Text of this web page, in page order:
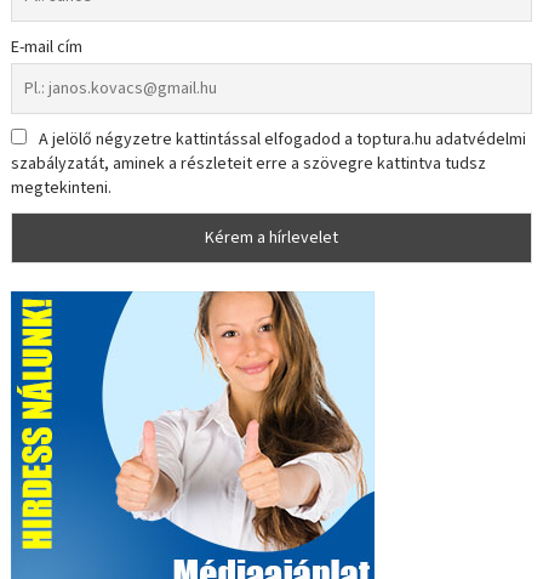
E-mail cím
A jelölő négyzetre kattintással elfogadod a toptura.hu adatvédelmi
szabályzatát, aminek a részleteit erre a szövegre kattintva tudsz
megtekinteni.